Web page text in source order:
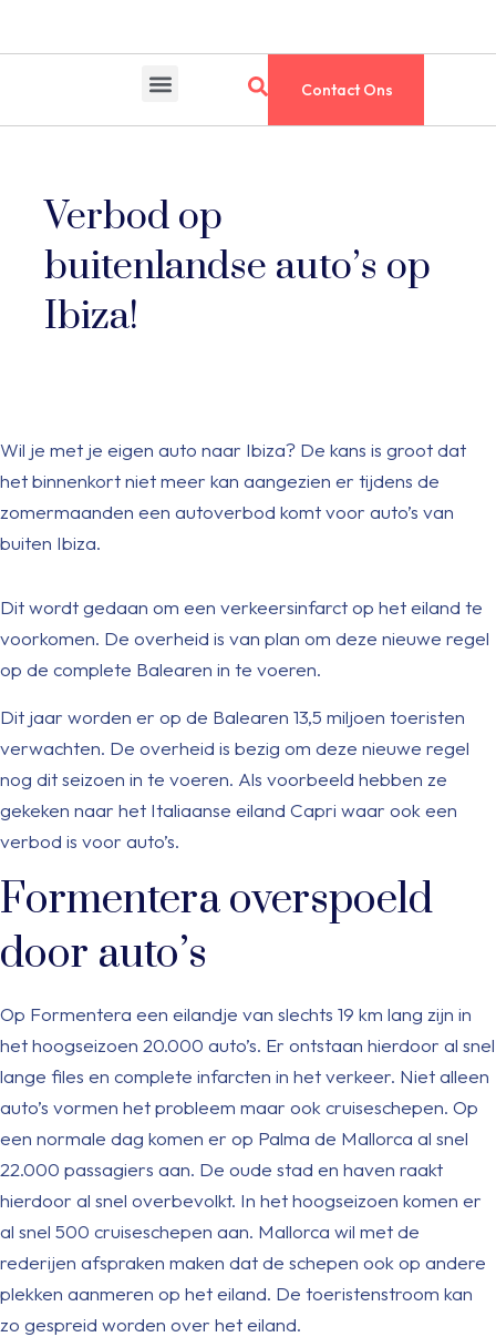
Contact Ons
Verbod op
buitenlandse auto’s op
Ibiza!
Wil je met je eigen auto naar Ibiza? De kans is groot dat
het binnenkort niet meer kan aangezien er tijdens de
zomermaanden een autoverbod komt voor auto’s van
buiten Ibiza.
Dit wordt gedaan om een verkeersinfarct op het eiland te
voorkomen. De overheid is van plan om deze nieuwe regel
op de complete Balearen in te voeren.
Dit jaar worden er op de Balearen 13,5 miljoen toeristen
verwachten. De overheid is bezig om deze nieuwe regel
nog dit seizoen in te voeren. Als voorbeeld hebben ze
gekeken naar het Italiaanse eiland Capri waar ook een
verbod is voor auto’s.
Formentera overspoeld
door auto’s
Op Formentera een eilandje van slechts 19 km lang zijn in
het hoogseizoen 20.000 auto’s. Er ontstaan hierdoor al snel
lange files en complete infarcten in het verkeer. Niet alleen
auto’s vormen het probleem maar ook cruiseschepen. Op
een normale dag komen er op Palma de Mallorca al snel
22.000 passagiers aan. De oude stad en haven raakt
hierdoor al snel overbevolkt. In het hoogseizoen komen er
al snel 500 cruiseschepen aan. Mallorca wil met de
rederijen afspraken maken dat de schepen ook op andere
plekken aanmeren op het eiland. De toeristenstroom kan
zo gespreid worden over het eiland.